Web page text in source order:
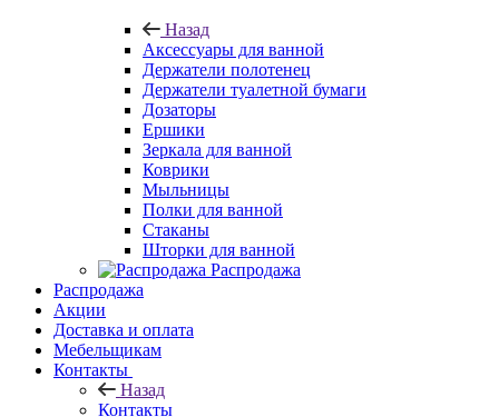
Назад
Аксессуары для ванной
Держатели полотенец
Держатели туалетной бумаги
Дозаторы
Ершики
Зеркала для ванной
Коврики
Мыльницы
Полки для ванной
Стаканы
Шторки для ванной
Распродажа
Распродажа
Акции
Доставка и оплата
Мебельщикам
Контакты
Назад
Контакты